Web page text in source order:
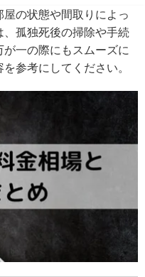
の状態や間取りによっ
孤独死後の掃除や手続
一の際にもスムーズに
参考にしてください。